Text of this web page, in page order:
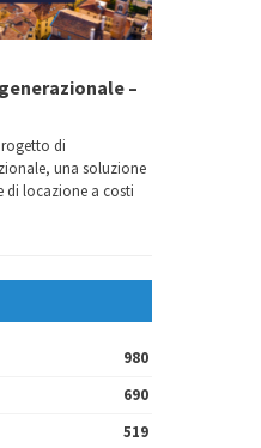
–
di
una soluzione
di locazione a costi
980
690
519